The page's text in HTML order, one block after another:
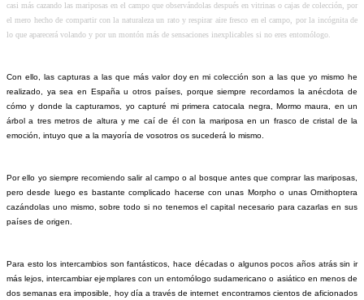
casi más cazando las mariposas en el campo que observándolas después en vitrinas o cajas de colección, por
el mero hecho de compartir con la naturaleza un rato y respirar aire fresco en el campo, por la incógnita de
lo que aparecerá volando y por un montón más de sensaciones inexplicables si no eres entomólogo.
Con ello, las capturas a las que más valor doy en mi colección son a las que yo mismo he
realizado, ya sea en España u otros países, porque siempre recordamos la anécdota de
cómo y donde la capturamos, yo capturé mi primera catocala negra, Mormo maura, en un
árbol a tres metros de altura y me caí de él con la mariposa en un frasco de cristal de la
emoción, intuyo que a la mayoría de vosotros os sucederá lo mismo.
Por ello yo siempre recomiendo salir al campo o al bosque antes que comprar las mariposas,
pero desde luego es bastante complicado hacerse con unas Morpho o unas Ornithoptera
cazándolas uno mismo, sobre todo si no tenemos el capital necesario para cazarlas en sus
países de origen.
Para esto los intercambios son fantásticos, hace décadas o algunos pocos años atrás sin ir
más lejos, intercambiar ejemplares con un entomólogo sudamericano o asiático en menos de
dos semanas era imposible, hoy día a través de internet encontramos cientos de aficionados